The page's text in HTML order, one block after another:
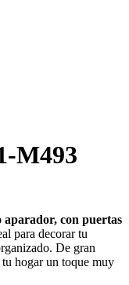
M493
con puertas
para decorar tu
De gran
hogar un toque muy